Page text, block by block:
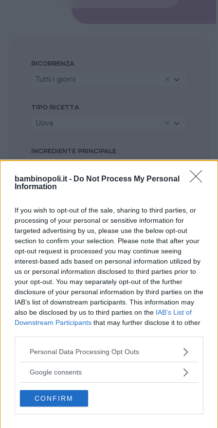
bambinopoli.it - Do Not Process My Personal
Information
If you wish to opt-out of the sale, sharing to third parties, or
processing of your personal or sensitive information for
targeted advertising by us, please use the below opt-out
section to confirm your selection. Please note that after your
opt-out request is processed you may continue seeing
interest-based ads based on personal information utilized by
us or personal information disclosed to third parties prior to
your opt-out. You may separately opt-out of the further
disclosure of your personal information by third parties on the
IAB’s list of downstream participants. This information may
also be disclosed by us to third parties on the IAB’s List of
Downstream Participants that may further disclose it to other
Please note that this website/app uses one or more Google
not limited to your visit or usage behaviour. You may click to
use your data for below specified purposes in below Google
consent section.
Personal Data Processing Opt Outs
Google consents
CONFIRM
RICORRENZA
Tutti i giorni
TIPO RICETTA
Uova
INGREDIENTE PRINCIPALE
Seleziona...